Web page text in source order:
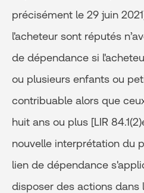
précisément le 29 juin
l'acheteur sont réputés
de dépendance si
ou plusieurs enfants ou
contribuable alors que
huit ans ou plus [LIR
nouvelle interprétation du
lien de dépendance
disposer des actions dans